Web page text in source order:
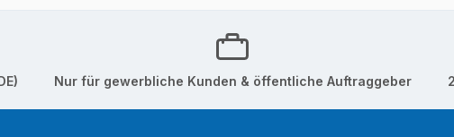
Nur für gewerbliche Kunden & öffentliche Auftraggeber